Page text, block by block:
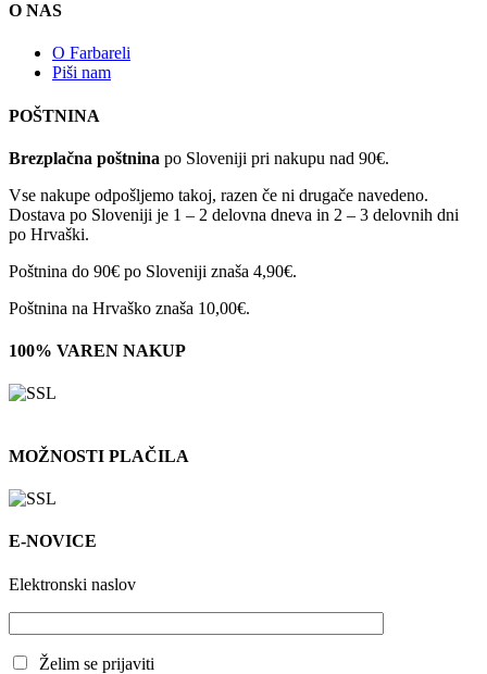
O NAS
O Farbareli
Piši nam
POŠTNINA
Brezplačna poštnina po Sloveniji pri nakupu nad 90€.
Vse nakupe odpošljemo takoj, razen če ni drugače navedeno.
Dostava po Sloveniji je 1 – 2 delovna dneva in 2 – 3 delovnih dni
po Hrvaški.
Poštnina do 90€ po Sloveniji znaša 4,90€.
Poštnina na Hrvaško znaša 10,00€.
100% VAREN NAKUP
MOŽNOSTI PLAČILA
E-NOVICE
Elektronski naslov
Želim se prijaviti